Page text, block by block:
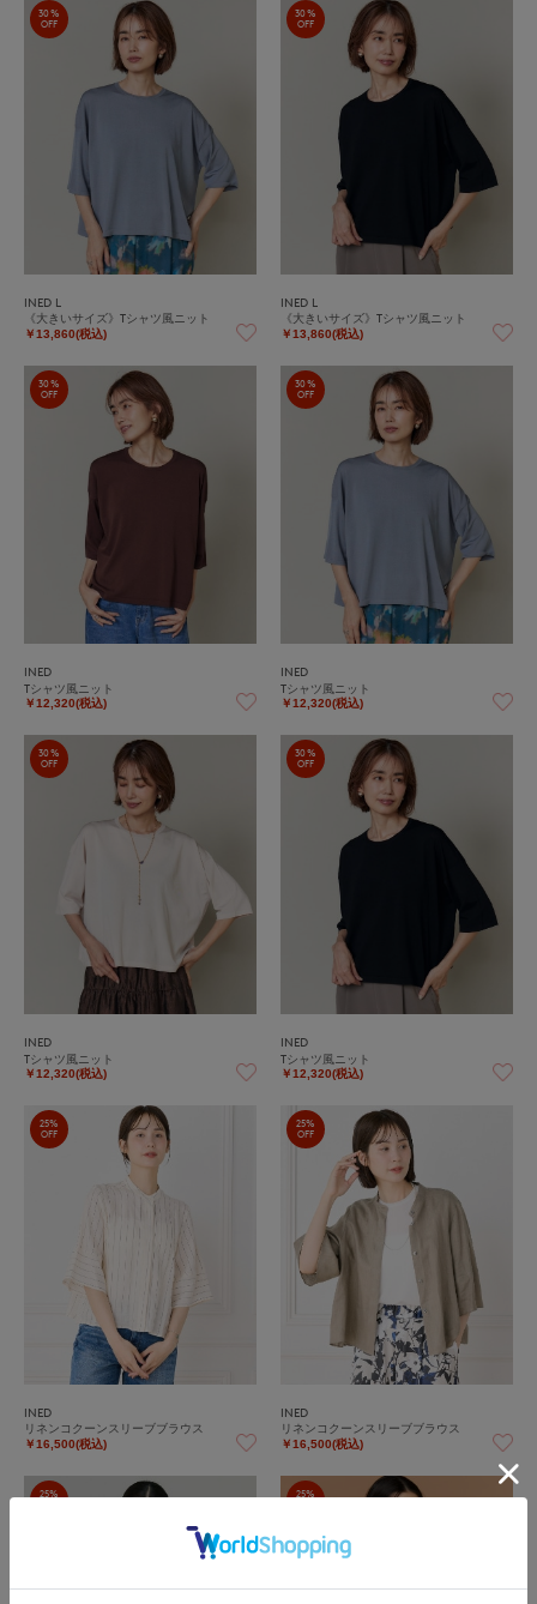
30%
OFF
INED L
《大きいサイズ》Tシャツ風ニット
￥13,860(税込)
30%
OFF
INED L
《大きいサイズ》Tシャツ風ニット
￥13,860(税込)
30%
OFF
INED
Tシャツ風ニット
￥12,320(税込)
30%
OFF
INED
Tシャツ風ニット
￥12,320(税込)
30%
OFF
INED
Tシャツ風ニット
￥12,320(税込)
30%
OFF
INED
Tシャツ風ニット
￥12,320(税込)
25%
OFF
INED
リネンコクーンスリーブブラウス
￥16,500(税込)
25%
OFF
INED
リネンコクーンスリーブブラウス
￥16,500(税込)
25%
25%